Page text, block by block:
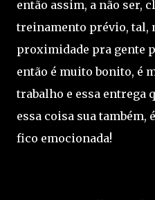
então assim, a não ser,
treinamento prévio, tal,
proximidade pra gente
então é muito bonito, é
trabalho e essa entrega
essa coisa sua
fico emocionada!